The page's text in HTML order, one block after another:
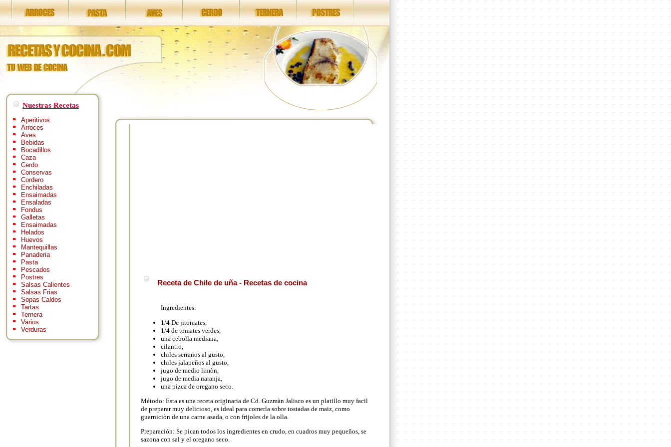
Nuestras Recetas
Aperitivos
Arroces
Aves
Bebidas
Bocadillos
Caza
Cerdo
Conservas
Cordero
Enchiladas
Ensaimadas
Ensaladas
Fondus
Galletas
Ensaimadas
Helados
Huevos
Mantequillas
Panaderia
Pasta
Pescados
Postres
Salsas Calientes
Salsas Frias
Sopas Caldos
Tartas
Ternera
Varios
Verduras
Receta de Chile de uña - Recetas de cocina
Ingredientes:
1/4 De jitomates,
1/4 de tomates verdes,
una cebolla mediana,
cilantro,
chiles serranos al gusto,
chiles jalapeños al gusto,
jugo de medio limòn,
jugo de media naranja,
una pizca de oregano seco.
Método: Esta es una receta originaria de Cd. Guzmàn Jalisco es un platillo muy facil
de preparar muy delicioso, es ideal para comerla sobre tostadas de maiz, como
guarniciòn de una carne asada, o con frijoles de la olla.
Preparación: Se pican todos los ingredientes en crudo, en cuadros muy pequeños, se
sazona con sal y el oregano seco.